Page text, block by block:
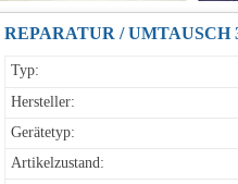
Typ:
Hersteller:
Gerätetyp:
Artikelzustand: